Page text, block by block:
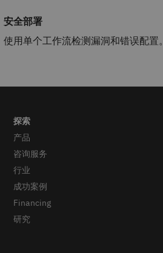
安全部署
使用单个工作流检测漏洞和错误配置。
产品
咨询服务
行业
成功案例
Financing
研究